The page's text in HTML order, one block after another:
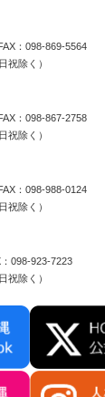
：098-869-5564
祝除く）
：098-867-2758
祝除く）
：098-988-0124
祝除く）
098-923-7223
祝除く）